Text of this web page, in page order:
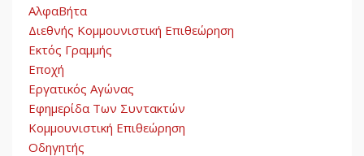
ΑλφαΒήτα
Διεθνής Κομμουνιστική Επιθεώρηση
Εκτός Γραμμής
Εποχή
Εργατικός Αγώνας
Εφημερίδα Των Συντακτών
Κομμουνιστική Επιθεώρηση
Οδηγητής